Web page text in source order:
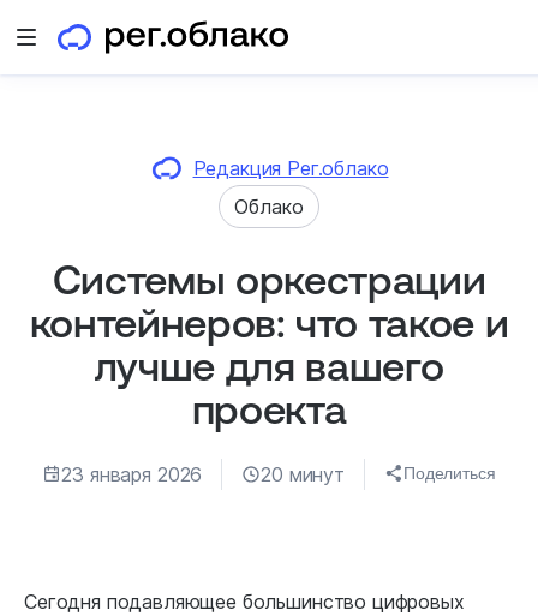
Открыть меню
Редакция Рег.облако
Облако
Системы оркестрации
контейнеров: что такое и
лучше для вашего
проекта
23 января 2026 20 минут Поделиться
Сегодня подавляющее большинство цифровых